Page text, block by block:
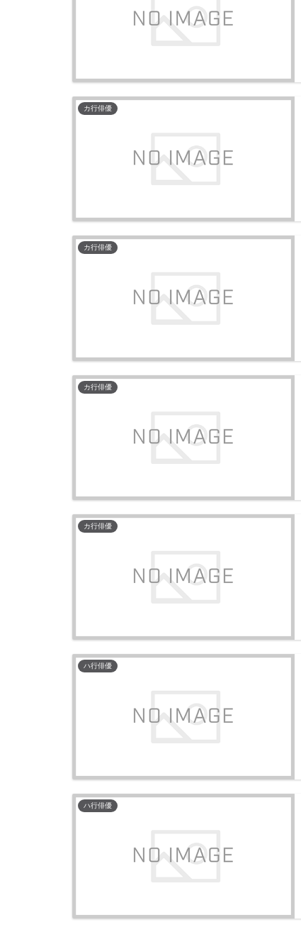
カ行俳優
カ行俳優
カ行俳優
カ行俳優
ハ行俳優
ハ行俳優